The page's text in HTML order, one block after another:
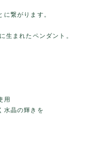
繋がります。
生まれたペンダント。
用
水晶の輝きを